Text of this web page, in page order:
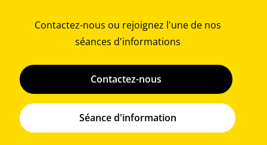
Contactez-nous ou rejoignez l'une de nos
séances d'informations
Contactez-nous
Séance d'information